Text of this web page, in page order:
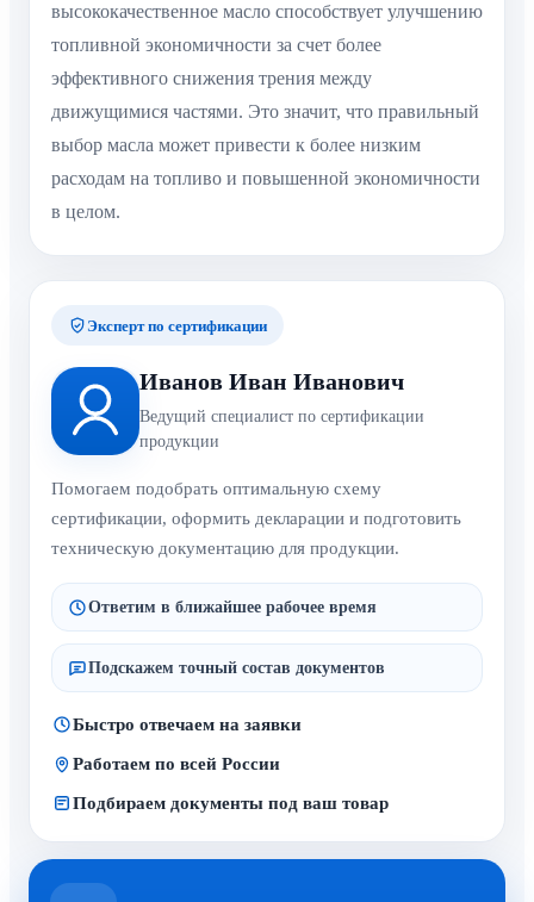
высококачественное масло способствует улучшению
топливной экономичности за счет более
эффективного снижения трения между
движущимися частями. Это значит, что правильный
выбор масла может привести к более низким
расходам на топливо и повышенной экономичности
в целом.
Эксперт по сертификации
Иванов Иван Иванович
Ведущий специалист по сертификации
продукции
Помогаем подобрать оптимальную схему
сертификации, оформить декларации и подготовить
техническую документацию для продукции.
Ответим в ближайшее рабочее время
Подскажем точный состав документов
Быстро отвечаем на заявки
Работаем по всей России
Подбираем документы под ваш товар